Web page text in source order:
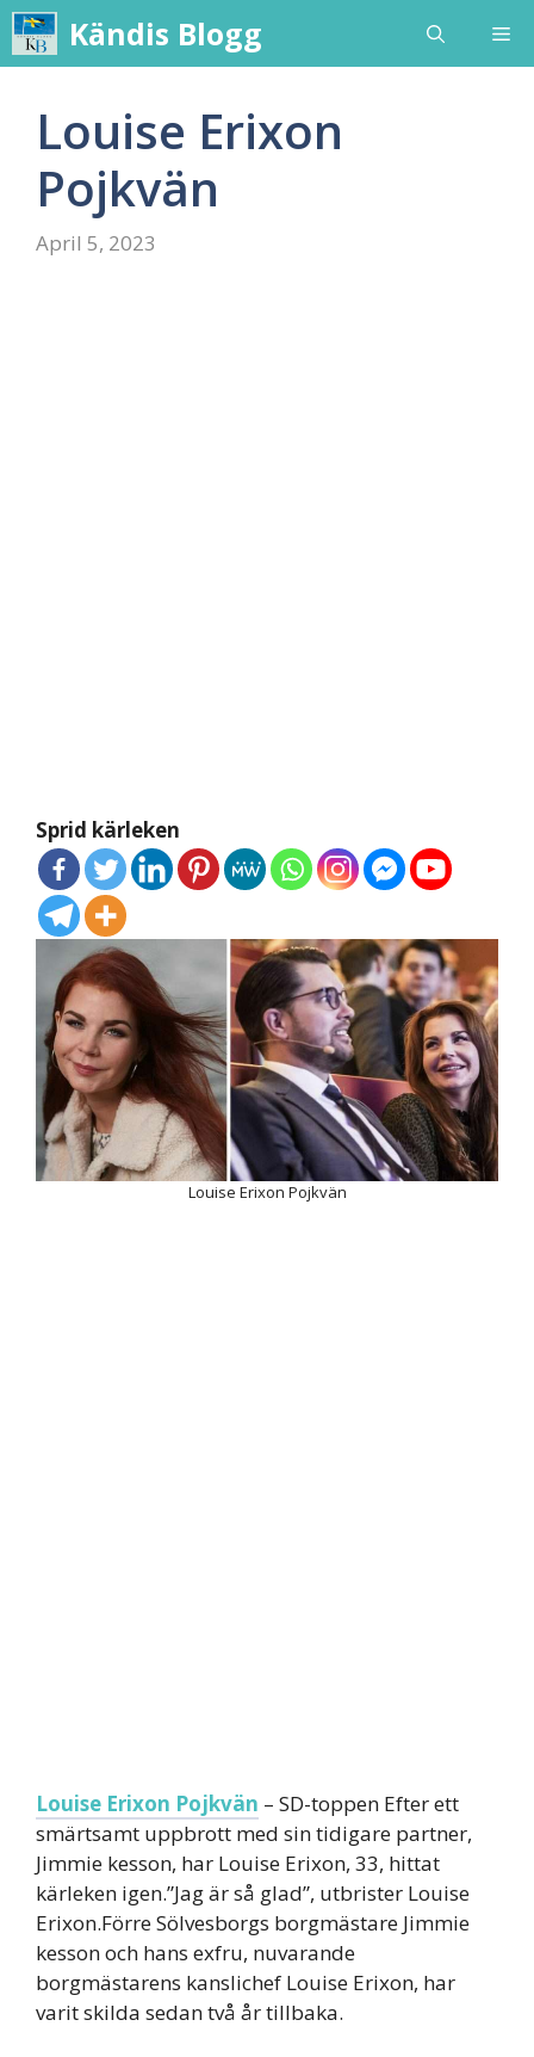
Skip
to
content
Kändis Blogg
Louise Erixon
Pojkvän
April 5, 2023
Sprid kärleken
Louise Erixon Pojkvän
Louise Erixon Pojkvän – SD-toppen Efter ett
smärtsamt uppbrott med sin tidigare partner,
Jimmie kesson, har Louise Erixon, 33, hittat
kärleken igen.”Jag är så glad”, utbrister Louise
Erixon.Förre Sölvesborgs borgmästare Jimmie
kesson och hans exfru, nuvarande
borgmästarens kanslichef Louise Erixon, har
varit skilda sedan två år tillbaka.